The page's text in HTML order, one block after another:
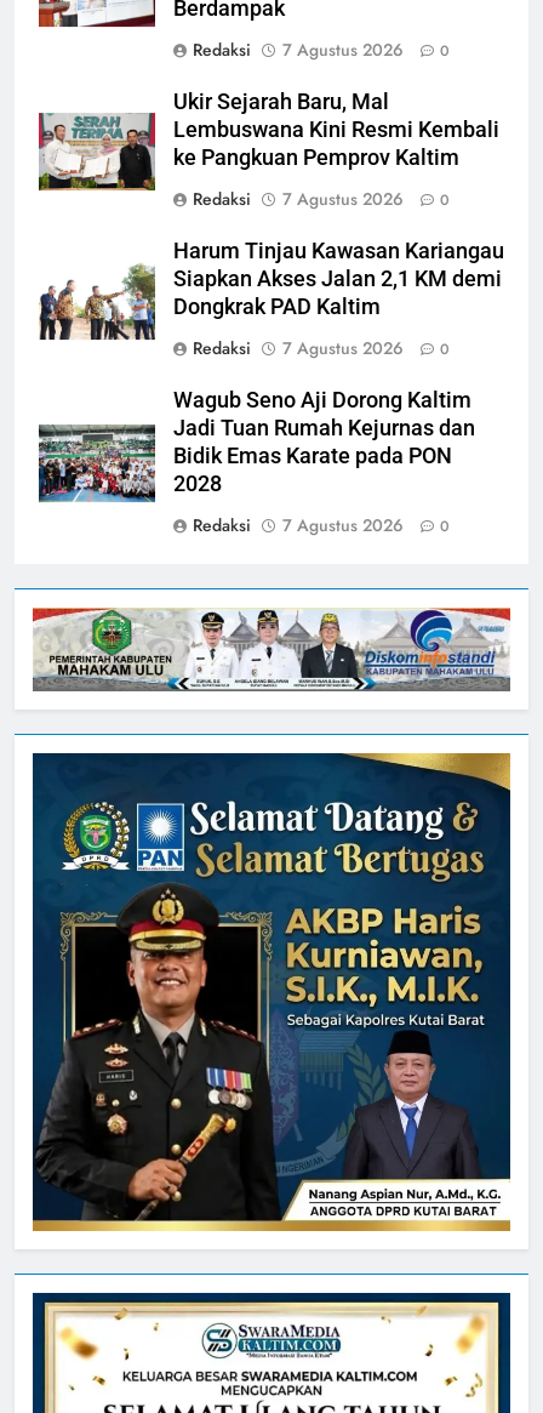
Berdampak
Redaksi
7 Agustus 2026 0
Ukir Sejarah Baru, Mal
Lembuswana Kini Resmi Kembali
ke Pangkuan Pemprov Kaltim
Redaksi
7 Agustus 2026 0
Harum Tinjau Kawasan Kariangau
Siapkan Akses Jalan 2,1 KM demi
Dongkrak PAD Kaltim
Redaksi
7 Agustus 2026 0
Wagub Seno Aji Dorong Kaltim
Jadi Tuan Rumah Kejurnas dan
Bidik Emas Karate pada PON
2028
Redaksi
7 Agustus 2026 0